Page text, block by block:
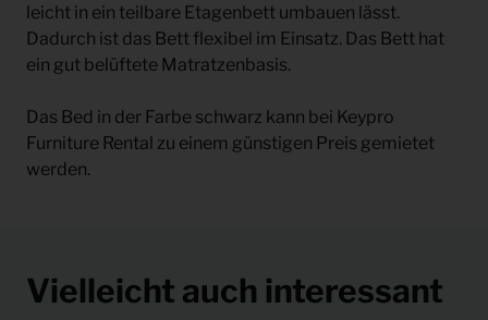
leicht in ein teilbare Etagenbett umbauen lässt.
Dadurch ist das Bett flexibel im Einsatz. Das Bett hat
ein gut belüftete Matratzenbasis.
Das Bed in der Farbe schwarz kann bei Keypro
Furniture Rental zu einem günstigen Preis gemietet
werden.
Vielleicht auch interessant